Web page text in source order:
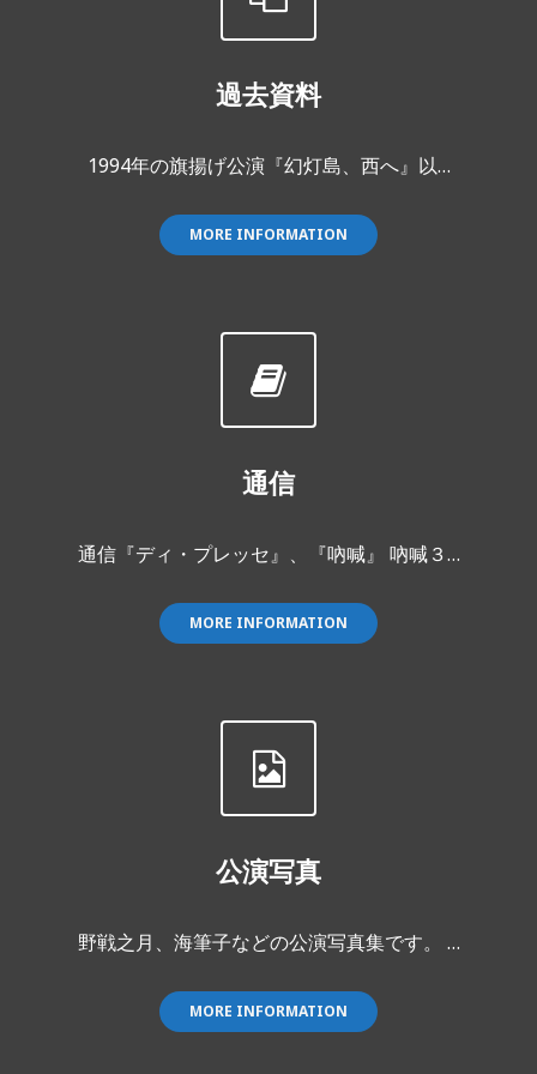
過去資料
1994年の旗揚げ公演『幻灯島、西へ』以…
MORE INFORMATION
通信
通信『ディ・プレッセ』、『吶喊』 吶喊３…
MORE INFORMATION
公演写真
野戦之月、海筆子などの公演写真集です。 …
MORE INFORMATION